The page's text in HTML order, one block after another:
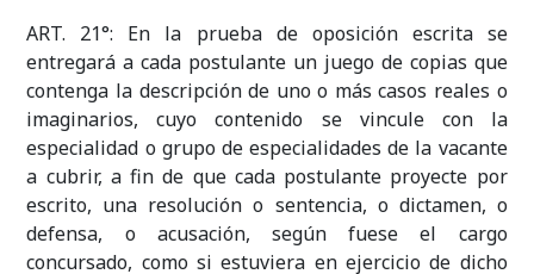
ART. 21°: En la prueba de oposición escrita se
entregará a cada postulante un juego de copias que
contenga la descripción de uno o más casos reales o
imaginarios, cuyo contenido se vincule con la
especialidad o grupo de especialidades de la vacante
a cubrir, a fin de que cada postulante proyecte por
escrito, una resolución o sentencia, o dictamen, o
defensa, o acusación, según fuese el cargo
concursado, como si estuviera en ejercicio de dicho